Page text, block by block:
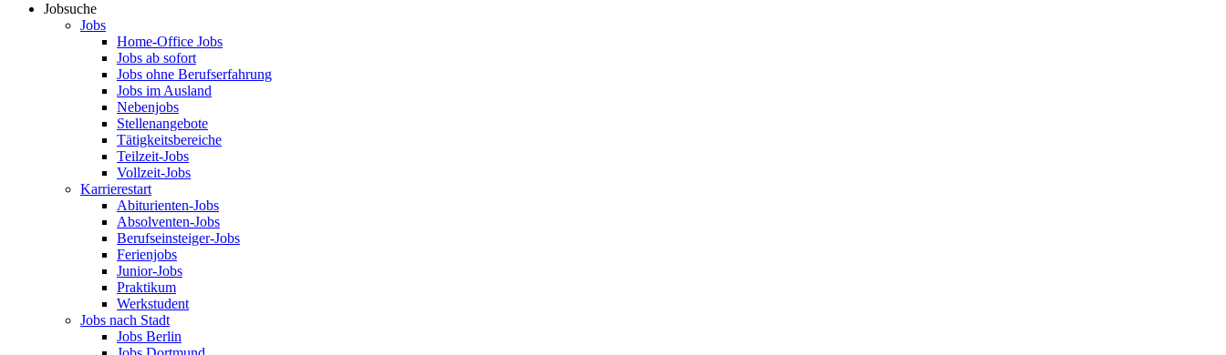
Jobsuche
Jobs
Home-Office Jobs
Jobs ab sofort
Jobs ohne Berufserfahrung
Jobs im Ausland
Nebenjobs
Stellenangebote
Tätigkeitsbereiche
Teilzeit-Jobs
Vollzeit-Jobs
Karrierestart
Abiturienten-Jobs
Absolventen-Jobs
Berufseinsteiger-Jobs
Ferienjobs
Junior-Jobs
Praktikum
Werkstudent
Jobs nach Stadt
Jobs Berlin